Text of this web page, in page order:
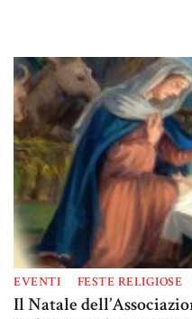
EVENTI FESTE RELIGIOSE
Il Natale